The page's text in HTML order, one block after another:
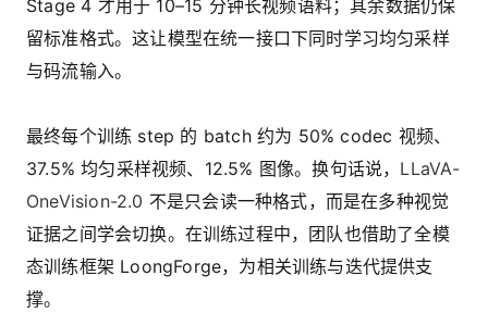
Stage 4 才用于 10–15 分钟长视频语料；其余数据仍保
留标准格式。这让模型在统一接口下同时学习均匀采样
与码流输入。
最终每个训练 step 的 batch 约为 50% codec 视频、
37.5% 均匀采样视频、12.5% 图像。换句话说， LLaVA-
OneVision-2.0 不是只会读一种格式，而是在多种视觉
证据之间学会切换。在训练过程中，团队也借助了全模
态训练框架 LoongForge，为相关训练与迭代提供支
撑。